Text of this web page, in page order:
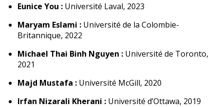
Eunice You : Université Laval, 2023
Maryam Eslami : Université de la Colombie-
Britannique, 2022
Michael Thai Binh Nguyen : Université de Toronto,
2021
Majd Mustafa : Université McGill, 2020
Irfan Nizarali Kherani : Université d’Ottawa, 2019